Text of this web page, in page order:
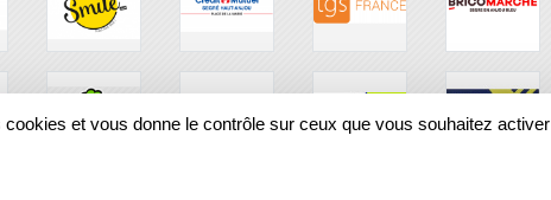
cookies et vous donne le contrôle sur ceux que vous souhaitez activer